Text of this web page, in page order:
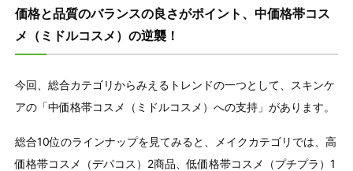
価格と品質のバランスの良さがポイント、中価格帯コス
メ（ミドルコスメ）の逆襲！
今回、総合カテゴリからみえるトレンドの一つとして、スキンケ
アの「中価格帯コスメ（ミドルコスメ）への支持」があります。
総合10位のラインナップを見てみると、メイクカテゴリでは、高
価格帯コスメ（デパコス）2商品、低価格帯コスメ（プチプラ）1